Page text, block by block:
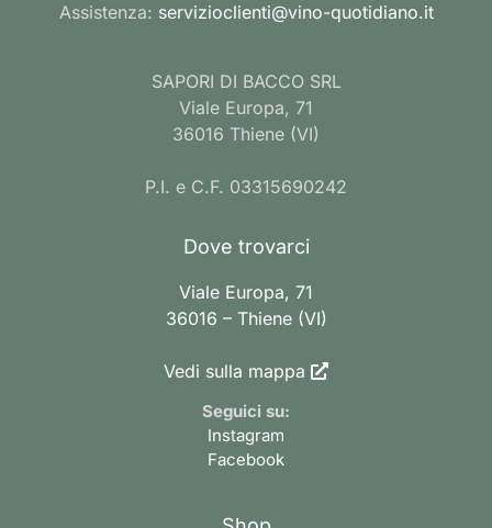
Assistenza: servizioclienti@vino-quotidiano.it
SAPORI DI BACCO SRL
Viale Europa, 71
36016 Thiene (VI)
P.I. e C.F. 03315690242
Dove trovarci
Viale Europa, 71
36016 – Thiene (VI)
Vedi sulla mappa
Seguici su:
Instagram
Facebook